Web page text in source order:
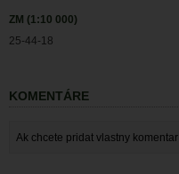
ZM (1:10 000)
25-44-18
KOMENTÁRE
Ak chcete pridat vlastny komentar